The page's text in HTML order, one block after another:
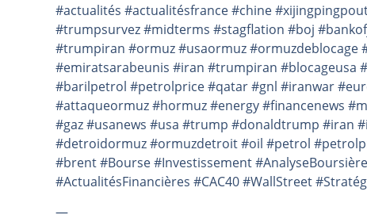
#actualités #actualitésfrance #chine
#trumpsurvez #midterms #stagflation #boj
#trumpiran #ormuz #usaormuz
#emiratsarabeunis #iran #trumpiran
#barilpetrol #petrolprice #qatar #gnl #iranwar
#attaqueormuz #hormuz #energy #financenews
#gaz #usanews #usa #trump #donaldtrump #iran
#detroidormuz #ormuzdetroit #oil #petrol
#brent #Bourse #Investissement
#ActualitésFinancières #CAC40 #WallStreet
—